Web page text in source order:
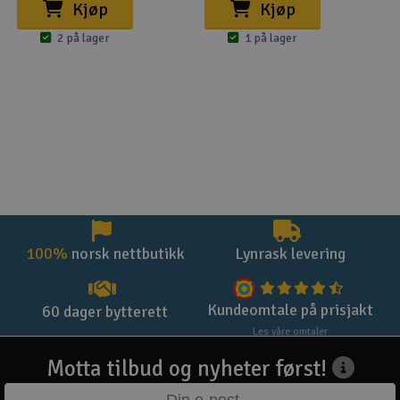
Kjøp
2 på lager
Kjøp
1 på lager
100% norsk nettbutikk Lynrask levering
60 dager bytterett Kundeomtale på prisjakt
Les våre omtaler
Motta tilbud og nyheter først!